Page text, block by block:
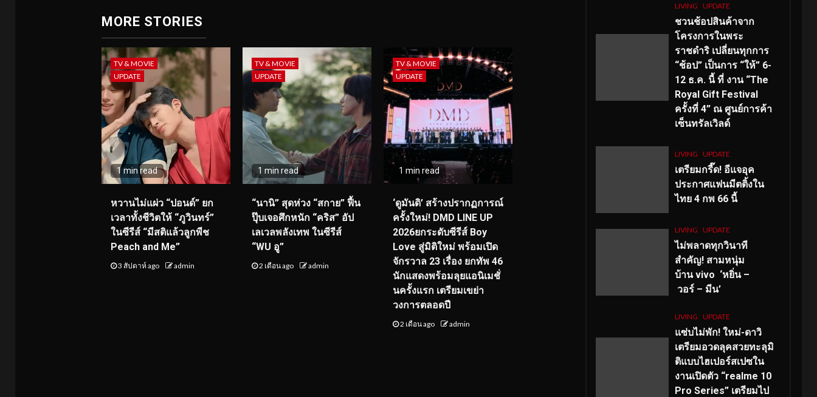
MORE STORIES
TV & MOVIE
UPDATE
1 min read
หวานไม่แผ่ว “ปอนด์” ยก
เวลาทั้งชีวิตให้ “ภูวินทร์”
ในซีรีส์ “มีสติแล้วลูกพีช
Peach and Me”
3 สัปดาห์ ago admin
TV & MOVIE
UPDATE
1 min read
“นานิ” สุดห่วง “สกาย” ฟื้น
ปุ๊บเจอศึกหนัก “คริส” อัป
เลเวลพลังเทพ ในซีรีส์
“WU อู”
2 เดือน ago admin
TV & MOVIE
UPDATE
1 min read
‘ดูมันดิ’ สร้างปรากฏการณ์
ครั้งใหม่! DMD LINE UP
2026ยกระดับซีรีส์ Boy
Love สู่มิติใหม่ พร้อมเปิด
จักรวาล 23 เรื่อง ยกทัพ 46
นักแสดงพร้อมลุยแอนิเมชั่
นครั้งแรก เตรียมเขย่า
วงการตลอดปี
2 เดือน ago admin
LIVING UPDATE
ชวนช้อปสินค้าจาก
โครงการในพระ
ราชดำริ เปลี่ยนทุกการ
“ช้อป” เป็นการ “ให้” 6-
12 ธ.ค. นี้ ที่ งาน “The
Royal Gift Festival
ครั้งที่ 4” ณ ศูนย์การค้า
เซ็นทรัลเวิลด์
LIVING UPDATE
เตรียมกรี๊ด! อีแจอุค
ประกาศแฟนมีตติ้งใน
ไทย 4 กพ 66 นี้
LIVING UPDATE
ไม่พลาดทุกวินาที
สำคัญ! สามหนุ่ม
บ้าน vivo ‘หยิ่น –
วอร์ – มีน’
LIVING UPDATE
แซ่บไม่พัก! ใหม่-ดาวิ
เตรียมอวดลุคสวยทะลุมิ
ติแบบไฮเปอร์สเปซใน
งานเปิดตัว “realme 10
Pro Series” เตรียมไป